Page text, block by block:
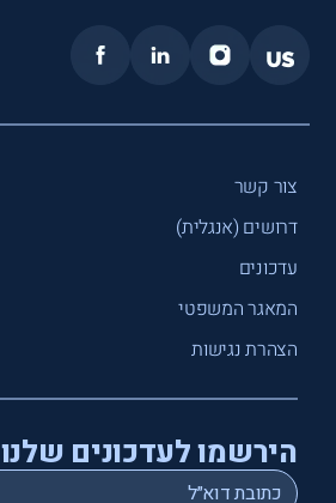
צור קשר
דרושים (אנגלית)
עדכונים
המאגר המשפטי
הצהרת נגישות
הירשמו לעדכונים שלנו
Email
*